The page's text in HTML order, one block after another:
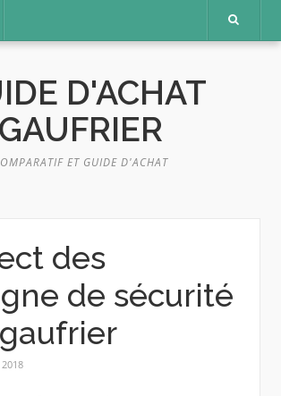
D'ACHAT
GAUFRIER
ET GUIDE D'ACHAT
des
de sécurité